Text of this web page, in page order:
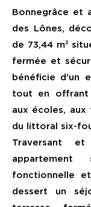
Bonnegrâce et
des Lônes,
de 73,44 m²
fermée et
bénéficie d'un
tout en offrant
aux écoles,
du littoral six-
Traversant et
fonctionnelle
dessert un